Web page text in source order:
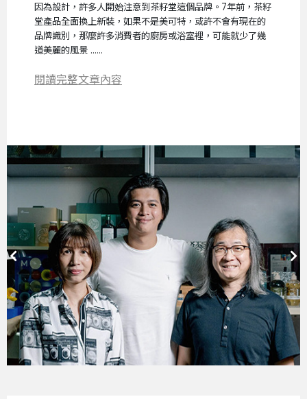
因為設計，許多人開始注意到茶籽堂這個品牌。7年前，茶籽
堂產品全面換上新裝，如果不是美可特，或許不會有現在的
品牌識別，那麼許多消費者的廚房或浴室裡，可能就少了幾
道美麗的風景 ......
閱讀完整文章內容